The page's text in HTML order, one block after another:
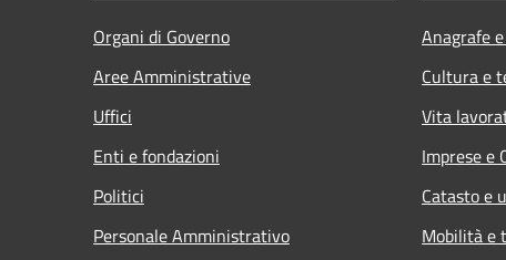
Organi di Governo
Aree Amministrative
Uffici
Enti e fondazioni
Politici
Personale Amministrativo
Anagrafe
Cultura e
Vita
Imprese e
Catasto e
Mobilità e